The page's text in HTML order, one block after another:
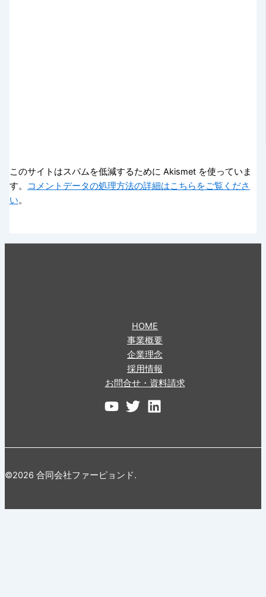
このサイトはスパムを低減するために Akismet を使っていま
す。
コメントデータの処理方法の詳細はこちらをご覧くださ
い。
HOME
事業概要
企業理念
採用情報
お問合せ・資料請求
©2026 合同会社ファーピョンド.